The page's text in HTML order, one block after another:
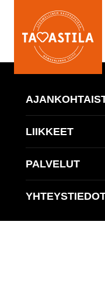
LIIKKEET
PALVELUT
ALE